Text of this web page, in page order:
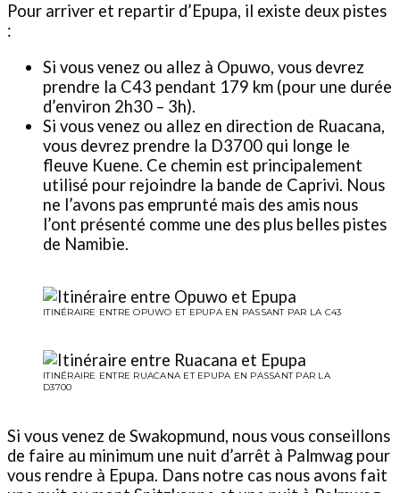
Pour arriver et repartir d’Epupa, il existe deux pistes
:
Si vous venez ou allez à Opuwo, vous devrez
prendre la C43 pendant 179 km (pour une durée
d’environ 2h30 – 3h).
Si vous venez ou allez en direction de Ruacana,
vous devrez prendre la D3700 qui longe le
fleuve Kuene. Ce chemin est principalement
utilisé pour rejoindre la bande de Caprivi. Nous
ne l’avons pas emprunté mais des amis nous
l’ont présenté comme une des plus belles pistes
de Namibie.
ITINÉRAIRE ENTRE OPUWO ET EPUPA EN PASSANT PAR LA C43
ITINÉRAIRE ENTRE RUACANA ET EPUPA EN PASSANT PAR LA
D3700
Si vous venez de Swakopmund, nous vous conseillons
de faire au minimum une nuit d’arrêt à Palmwag pour
vous rendre à Epupa. Dans notre cas nous avons fait